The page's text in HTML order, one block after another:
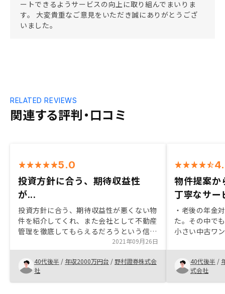
ートできるようサービスの向上に取り組んでまいりま
す。 大変貴重なご意見をいただき誠にありがとうござ
いました。
関連する評判・口コミ
RELATED REVIEWS
5.0
投資方針に合う、期待収益性
が...
投資方針に合う、期待収益性が悪くない物
件を紹介してくれ、また会社として不動産
管理を徹底してもらえるだろうという信頼
2021年09月26日
40代後半 / 年収2000万円台 / 野村證券株式会
社
物件提案か
丁寧なサー
・老後の年金
た。その中で
小さい中古ワ
成長率などに
応、アプリの
てが他社と比
（RENOSY以
40代後半 /
式会社